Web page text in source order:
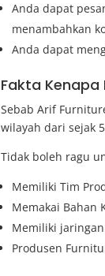
Anda dapat
menambahkan
Anda dapat
Fakta Kenapa
Sebab Arif
wilayah dari sejak
Tidak boleh ragu
Memiliki Tim
Memakai Bahan
Memiliki
Produsen